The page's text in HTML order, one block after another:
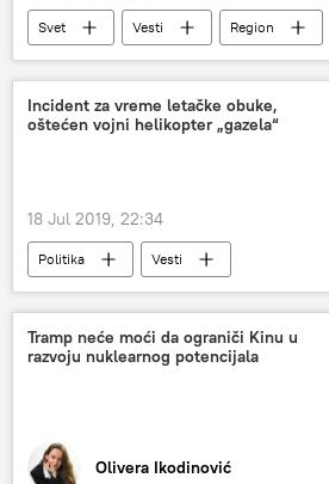
Svet Vesti Region
Incident za vreme letačke obuke,
oštećen vojni helikopter „gazela“
18 Jul 2019, 22:34
Politika Vesti
Tramp neće moći da ograniči Kinu u
razvoju nuklearnog potencijala
Olivera Ikodinović